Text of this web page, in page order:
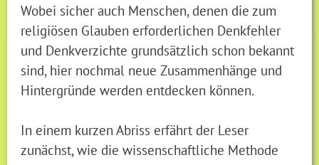
Wobei sicher auch Menschen, denen die zum
religiösen Glauben erforderlichen Denkfehler
und Denkverzichte grundsätzlich schon bekannt
sind, hier nochmal neue Zusammenhänge und
Hintergründe werden entdecken können.
In einem kurzen Abriss erfährt der Leser
zunächst, wie die wissenschaftliche Methode